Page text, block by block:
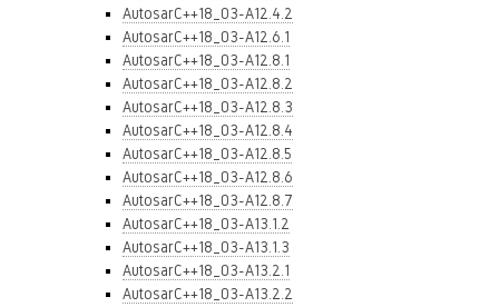
AutosarC++18_03-A12.4.2
AutosarC++18_03-A12.6.1
AutosarC++18_03-A12.8.1
AutosarC++18_03-A12.8.2
AutosarC++18_03-A12.8.3
AutosarC++18_03-A12.8.4
AutosarC++18_03-A12.8.5
AutosarC++18_03-A12.8.6
AutosarC++18_03-A12.8.7
AutosarC++18_03-A13.1.2
AutosarC++18_03-A13.1.3
AutosarC++18_03-A13.2.1
AutosarC++18_03-A13.2.2